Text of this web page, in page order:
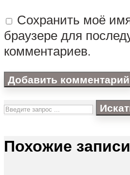
Сохранить моё
браузере для
комментариев.
Похожие записи